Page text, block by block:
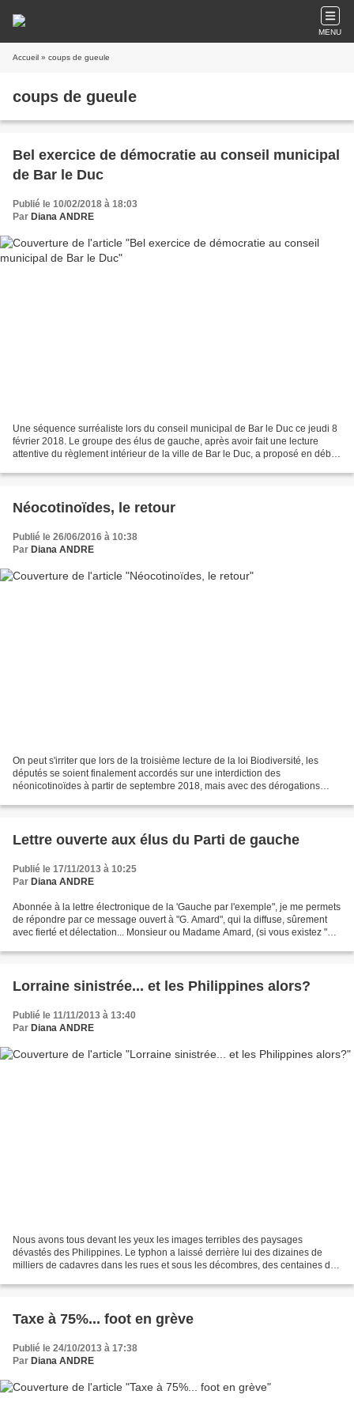
MENU
Accueil » coups de gueule
coups de gueule
Bel exercice de démocratie au conseil municipal
de Bar le Duc
Publié le 10/02/2018 à 18:03
Par Diana ANDRE
Une séquence surréaliste lors du conseil municipal de Bar le Duc ce jeudi 8
février 2018. Le groupe des élus de gauche, après avoir fait une lecture
attentive du règlement intérieur de la ville de Bar le Duc, a proposé en débat
Néocotinoïdes, le retour
Publié le 26/06/2016 à 10:38
Par Diana ANDRE
On peut s'irriter que lors de la troisième lecture de la loi Biodiversité, les
députés se soient finalement accordés sur une interdiction des
néonicotinoïdes à partir de septembre 2018, mais avec des dérogations
Lettre ouverte aux élus du Parti de gauche
Publié le 17/11/2013 à 10:25
Par Diana ANDRE
Abonnée à la lettre électronique de la 'Gauche par l'exemple", je me permets
de répondre par ce message ouvert à "G. Amard", qui la diffuse, sûrement
avec fierté et délectation... Monsieur ou Madame Amard, (si vous existez "en
Lorraine sinistrée... et les Philippines alors?
Publié le 11/11/2013 à 13:40
Par Diana ANDRE
Nous avons tous devant les yeux les images terribles des paysages
dévastés des Philippines. Le typhon a laissé derrière lui des dizaines de
milliers de cadavres dans les rues et sous les décombres, des centaines de
Taxe à 75%... foot en grève
Publié le 24/10/2013 à 17:38
Par Diana ANDRE